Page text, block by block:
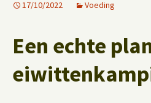
17/10/2022 Voeding
Een echte